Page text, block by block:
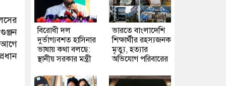
আগে
বিরোধী দল
দুর্ভাগ্যবশত হাসিনার
ভাষায় কথা বলছে:
স্থানীয় সরকার মন্ত্রী
ভারতে বাংলাদেশি
শিক্ষার্থীর রহস্যজনক
মৃত্যু, হত্যার
অভিযোগ পরিবারের